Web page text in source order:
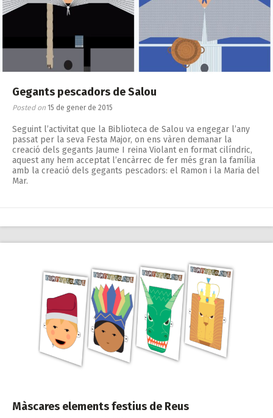
Gegants pescadors de Salou
Posted on 15 de gener de 2015
Seguint l’activitat que la Biblioteca de Salou va engegar l’any
passat per la seva Festa Major, on ens vàren demanar la
creació dels gegants Jaume I reina Violant en format cilíndric,
aquest any hem acceptat l’encàrrec de fer més gran la família
amb la creació dels gegants pescadors: el Ramon i la Maria del
Mar.
Màscares elements festius de Reus